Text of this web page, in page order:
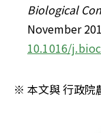
Biological
November
10.1016/
※ 本文與 行政院